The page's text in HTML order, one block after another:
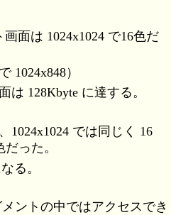
面は 1024x1024 で16色だ
1024x848）
は 128Kbyte に達する。
1024x1024 では同じく 16
った。
る。
ントの中ではアクセスでき